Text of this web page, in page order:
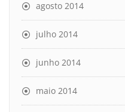
agosto 2014
julho 2014
junho 2014
maio 2014